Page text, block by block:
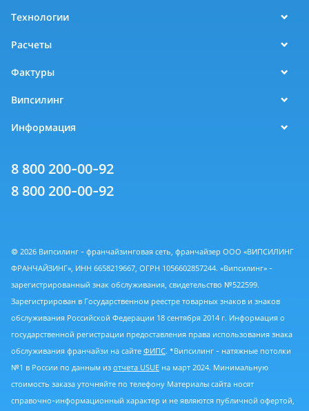
Технологии
Расчеты
Фактуры
Випсилинг
Информация
8 800 200-00-92
8 800 200-00-92
© 2026 Випсилинг - франчайзинговая сеть, франчайзер ООО «ВИПСИЛИНГ
ФРАНЧАЙЗИНГ», ИНН 6658219667, ОГРН 1056602857244. «Випсилинг» -
зарегистрированный знак обслуживания, свидетельство №522599.
Зарегистрирован в Государственном реестре товарных знаков и знаков
обслуживания Российской Федерации 18 сентября 2014 г. Информация о
государственной регистрации предоставления права использования знака
обслуживания франчайзи на сайте ФИПС. *Випсилинг - натяжные потолки
№1 в России по данным из отчета USUE на март 2024. Минимальную
стоимость заказа уточняйте по телефону Материалы сайта носят
справочно-информационный характер и не являются публичной офертой,